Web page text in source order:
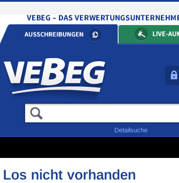
Detailsuche
Los nicht vorhanden